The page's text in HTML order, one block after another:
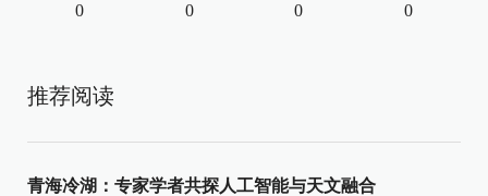
0 0 0 0
推荐阅读
青海冷湖：专家学者共探人工智能与天文融合